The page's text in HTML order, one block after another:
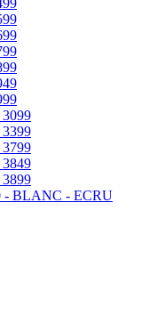
- BLANC - ECRU